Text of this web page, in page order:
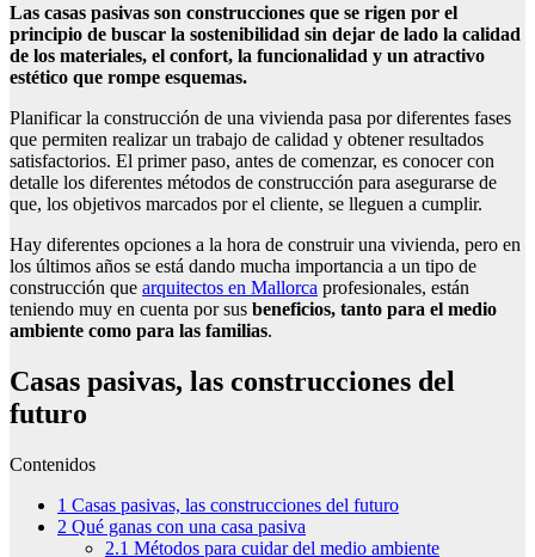
Las casas pasivas son construcciones que se rigen por el
principio de buscar la sostenibilidad sin dejar de lado la calidad
de los materiales, el confort, la funcionalidad y un atractivo
estético que rompe esquemas.
Planificar la construcción de una vivienda pasa por diferentes fases
que permiten realizar un trabajo de calidad y obtener resultados
satisfactorios. El primer paso, antes de comenzar, es conocer con
detalle los diferentes métodos de construcción para asegurarse de
que, los objetivos marcados por el cliente, se lleguen a cumplir.
Hay diferentes opciones a la hora de construir una vivienda, pero en
los últimos años se está dando mucha importancia a un tipo de
construcción que arquitectos en Mallorca profesionales, están
teniendo muy en cuenta por sus beneficios, tanto para el medio
ambiente como para las familias.
Casas pasivas, las construcciones del
futuro
Contenidos
1 Casas pasivas, las construcciones del futuro
2 Qué ganas con una casa pasiva
2.1 Métodos para cuidar del medio ambiente